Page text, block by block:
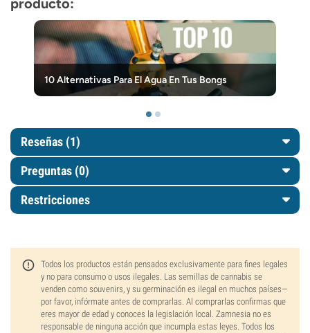
producto:
10 Alternativas Para El Agua En Tus Bongs
Reseñas (1)
Preguntas (0)
Restricciones
Todos los productos están pensados exclusivamente para fines legales
y no para consumo o usos ilegales. Las semillas de cannabis se
venden como souvenirs, y su germinación es ilegal en muchos países—
por favor, infórmate antes de comprarlas. Al comprarlas confirmas que
eres mayor de edad y conoces la legislación local. Zamnesia no es
responsable de ninguna acción que incumpla estas leyes. Todos los